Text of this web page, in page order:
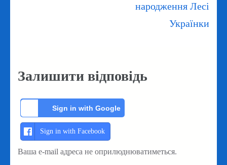
народження Лесі
Українки
Залишити відповідь
Sign in with Google
Sign in with Facebook
Ваша e-mail адреса не оприлюднюватиметься.